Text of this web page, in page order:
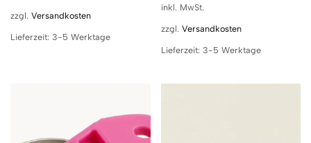
zzgl. Versandkosten
Lieferzeit: 3-5 Werktage
inkl. MwSt.
zzgl. Versandkosten
Lieferzeit: 3-5 Werktage